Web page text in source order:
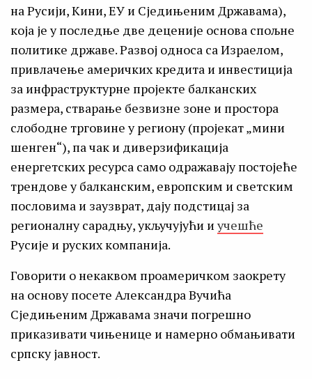
на Русији, Кини, ЕУ и Сједињеним Државама),
која је у последње две деценије основа спољне
политике државе. Развој односа са Израелом,
привлачење америчких кредита и инвестиција
за инфраструктурне пројекте балканских
размера, стварање безвизне зоне и простора
слободне трговине у региону (пројекат „мини
шенген“), па чак и диверзификација
енергетских ресурса само одражавају постојеће
трендове у балканским, европским и светским
пословима и заузврат, дају подстицај за
регионалну сарадњу, укључујући иучешће
Русије и руских компанија.
Говорити о некаквом проамеричком заокрету
на основу посете Александра Вучића
Сједињеним Државама значи погрешно
приказивати чињенице и намерно обмањивати
српску јавност.